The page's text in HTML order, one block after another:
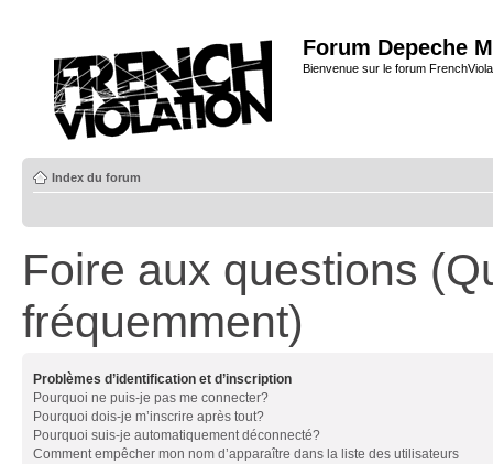
Forum Depeche
Bienvenue sur le forum
Index du forum
Foire aux questions
fréquemment)
Problèmes d’identification et d’inscription
Pourquoi ne puis-je pas me connecter?
Pourquoi dois-je m’inscrire après tout?
Pourquoi suis-je automatiquement déconnecté?
Comment empêcher mon nom d’apparaître dans la liste des utilisateurs